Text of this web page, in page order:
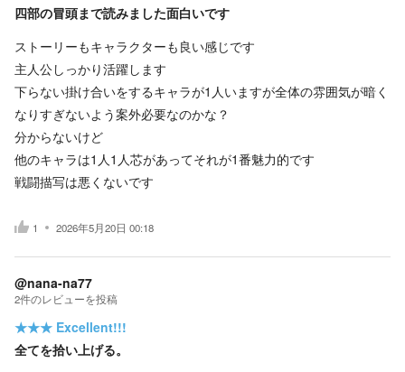
四部の冒頭まで読みました面白いです
ストーリーもキャラクターも良い感じです
主人公しっかり活躍します
下らない掛け合いをするキャラが1人いますが全体の雰囲気が暗く
なりすぎないよう案外必要なのかな？
分からないけど
他のキャラは1人1人芯があってそれが1番魅力的です
戦闘描写は悪くないです
1 2026年5月20日 00:18
@nana-na77
2件のレビューを投稿
★★★ Excellent!!!
全てを拾い上げる。